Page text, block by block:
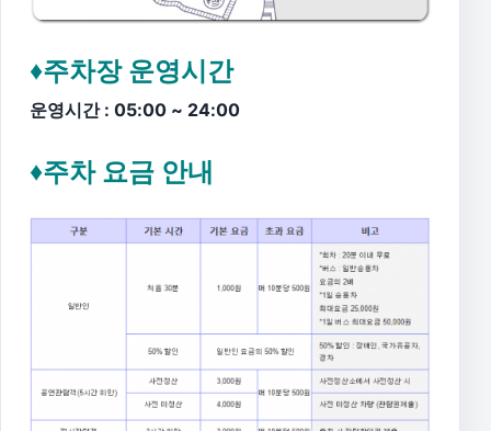
♦주차장 운영시간
운영시간 : 05:00 ~ 24:00
♦주차 요금 안내